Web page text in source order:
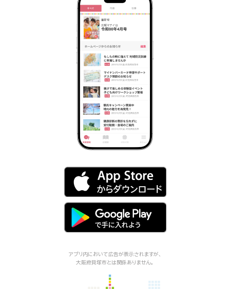
アプリ内において広告が表示されますが、
大阪府貝塚市とは関係ありません。